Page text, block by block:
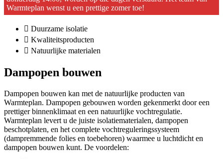
Warmteplan wenst u een prettige zomer toe!
Duurzame isolatie
Kwaliteitsproducten
Natuurlijke materialen
Dampopen bouwen
Dampopen bouwen kan met de natuurlijke producten van
Warmteplan. Dampopen gebouwen worden gekenmerkt door een
prettiger binnenklimaat en een natuurlijke vochtregulatie.
Warmteplan levert u de juiste isolatiematerialen, dampopen
beschotplaten, en het complete vochtreguleringssysteem
(dampremmende folies en toebehoren) waarmee u luchtdicht en
dampopen bouwen kunt. De voordelen: